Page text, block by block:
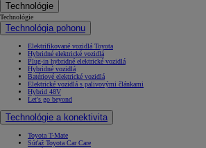
Technológie
Technológie
Technológia pohonu
Elektrifikované vozidlá Toyota
Hybridné elektrické vozidlá
Plug-in hybridné elektrické vozidlá
Hybridné vozidlá
Batériové elektrické vozidlá
Elektrické vozidlá s palivovými článkami
Hybrid 48V
Let's go beyond
Technológie a konektivita
Toyota T-Mate
Súťaž Toyota Car Care